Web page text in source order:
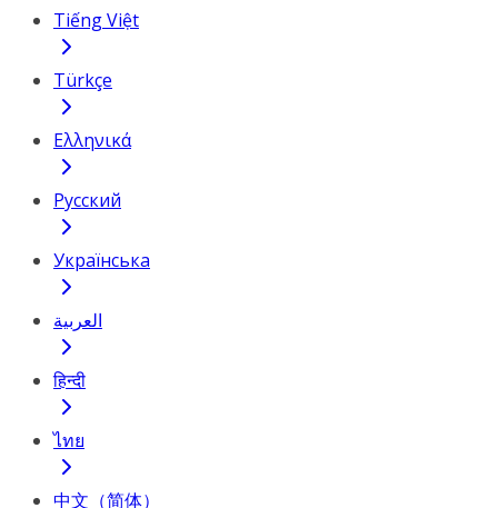
Tiếng Việt
Türkçe
Ελληνικά
Русский
Українська
العربية
हिन्दी
ไทย
中文（简体）